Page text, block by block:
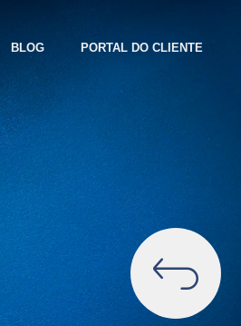
BLOG PORTAL DO CLIENTE